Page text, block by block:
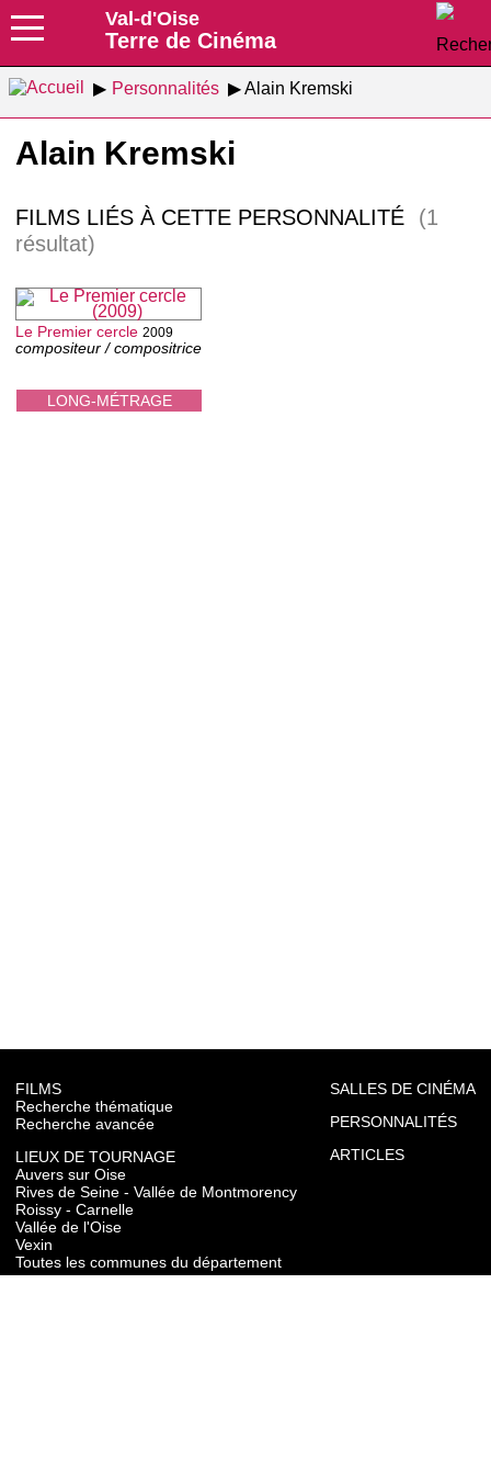
Val-d'Oise
Terre de Cinéma
Personnalités Alain Kremski
Alain Kremski
FILMS LIÉS À CETTE PERSONNALITÉ
(1
résultat)
LONG-MÉTRAGE
Le Premier cercle 2009
compositeur / compositrice
FILMS
Recherche thématique
Recherche avancée
LIEUX DE TOURNAGE
Auvers sur Oise
Rives de Seine - Vallée de Montmorency
Roissy - Carnelle
Vallée de l'Oise
Vexin
Toutes les communes du département
SALLES DE CINÉMA
PERSONNALITÉS
ARTICLES